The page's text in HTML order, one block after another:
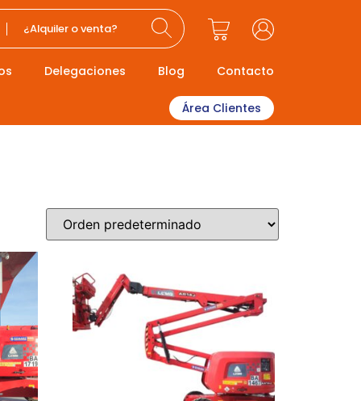
¿Alquiler o venta?
Delegaciones Blog Contacto
Área Clientes